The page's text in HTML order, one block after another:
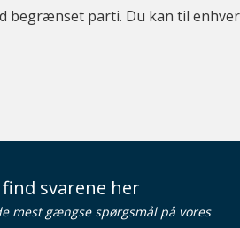
begrænset parti. Du kan til
svarene her
mest gængse spørgsmål på vores